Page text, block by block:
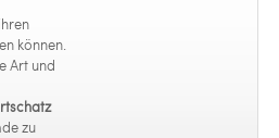
können.
Art und
zu